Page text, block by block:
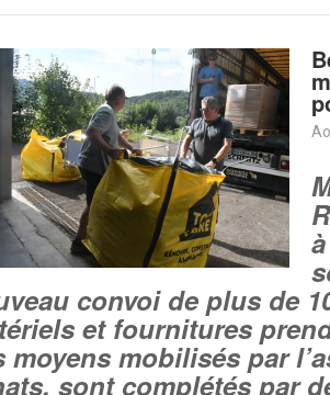
convoi de plus de
et fournitures
moyens mobilisés par
sont complétés par